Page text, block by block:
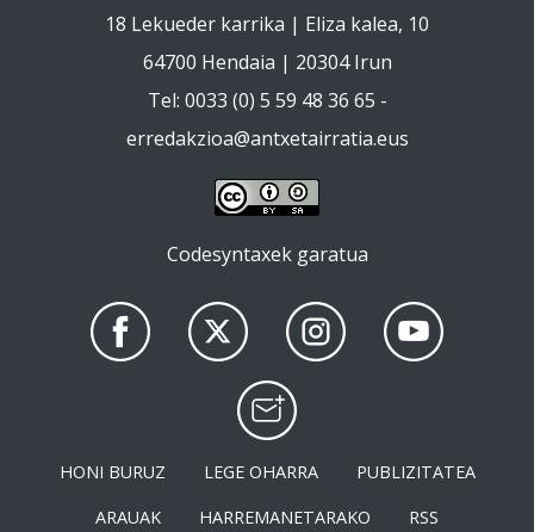
18 Lekueder karrika | Eliza kalea, 10
64700 Hendaia | 20304 Irun
Tel: 0033 (0) 5 59 48 36 65 -
erredakzioa@antxetairratia.eus
Codesyntaxek garatua
HONI BURUZ LEGE OHARRA
PUBLIZITATEA
ARAUAK
HARREMANETARAKO RSS